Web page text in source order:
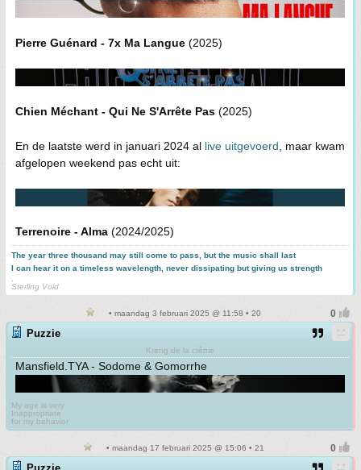
Pierre Guénard - 7x Ma Langue (2025)
Chien Méchant - Qui Ne S'Arrête Pas (2025)
En de laatste werd in januari 2024 al live uitgevoerd , maar kwam
afgelopen weekend pas echt uit:
Terrenoire - Alma (2024/2025)
The year three thousand may still come to pass, but the music shall last
I can hear it on a timeless wavelength, never dissipating but giving us strength
Sterling Void
• maandag 3 februari 2025 @ 11:58 • 20
Puzzie
Kreng de la crème
Mansfield.TYA - Sodome & Gomorrhe
My age is very
Inappropriate
for my behavior
• maandag 17 februari 2025 @ 15:06 • 21